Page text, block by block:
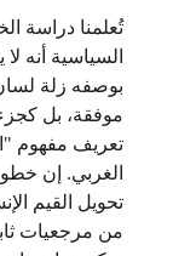
تُعلمنا دراسة
السياسية أنه
بوصفه زلة
موفقة، بل
تعريف مفهوم
الغربي. إن
تحويل القيم
من مرجعيات